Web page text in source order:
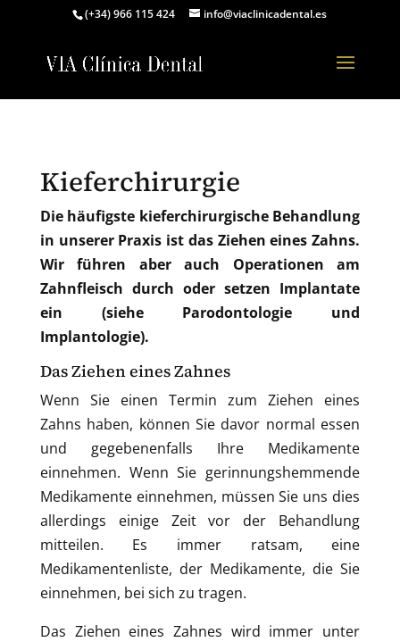
(+34) 966 115 424 info@viaclinicadental.es
Kieferchirurgie
Die häufigste kieferchirurgische Behandlung
in unserer Praxis ist das Ziehen eines Zahns.
Wir führen aber auch Operationen am
Zahnfleisch durch oder setzen Implantate
ein (siehe Parodontologie und
Implantologie).
Das Ziehen eines Zahnes
Wenn Sie einen Termin zum Ziehen eines
Zahns haben, können Sie davor normal essen
und gegebenenfalls Ihre Medikamente
einnehmen. Wenn Sie gerinnungshemmende
Medikamente einnehmen, müssen Sie uns dies
allerdings einige Zeit vor der Behandlung
mitteilen. Es immer ratsam, eine
Medikamentenliste, der Medikamente, die Sie
einnehmen, bei sich zu tragen.
Das Ziehen eines Zahnes wird immer unter